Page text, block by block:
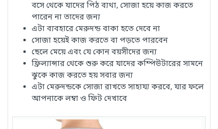
বসে থেকে যাদের পিঠ ব্যথা, সোজা হয়ে কাজ করতে
পারেন না তাদের জন্য
এটা ব্যবহারে মেরুদন্ড বাকা হতে দেবে না
সোজা হয়েই কাজ করতে বা পড়তে পারবেন
ছেলে মেয়ে এবং যে কোন বয়সীদের জন্য
ফ্রিল্যান্সার থেকে শুরু করে যাদের কম্পিউটারের সামনে
ঝুকে কাজ করতে হয় সবার জন্য
এটা মেরুদন্ডকে সোজা রাখতে সাহায্য করবে, যার ফলে
আপনাকে লম্বা ও ফিট দেখাবে